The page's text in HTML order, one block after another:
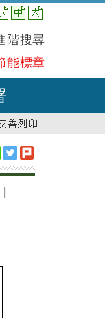
中 大
階搜尋
能標章